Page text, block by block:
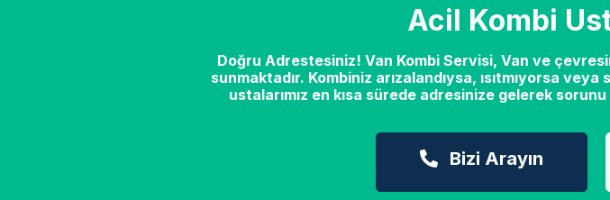
Acil Kombi
Doğru Adrestesiniz! Van Kombi Servisi, Van ve
sunmaktadır. Kombiniz arızalandıysa, ısıtmıyorsa
ustalarımız en kısa sürede adresinize gelerek
Bizi Arayın